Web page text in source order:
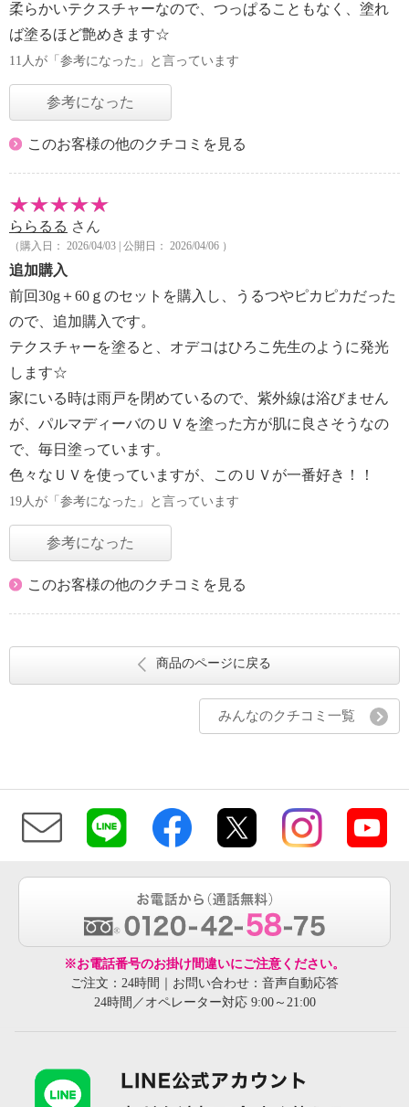
柔らかいテクスチャーなので、つっぱることもなく、塗れ
ば塗るほど艶めきます☆
11人が「参考になった」と言っています
参考になった
このお客様の他のクチコミを見る
ららるる さん
（購入日： 2026/04/03 | 公開日： 2026/04/06 ）
追加購入
前回30g＋60ｇのセットを購入し、うるつやピカピカだった
ので、追加購入です。
テクスチャーを塗ると、オデコはひろこ先生のように発光
します☆
家にいる時は雨戸を閉めているので、紫外線は浴びません
が、パルマディーバのＵＶを塗った方が肌に良さそうなの
で、毎日塗っています。
色々なＵＶを使っていますが、このＵＶが一番好き！！
19人が「参考になった」と言っています
参考になった
このお客様の他のクチコミを見る
商品のページに戻る
みんなのクチコミ一覧
※お電話番号のお掛け間違いにご注意ください。
ご注文：24時間｜お問い合わせ：音声自動応答
24時間／オペレーター対応 9:00～21:00